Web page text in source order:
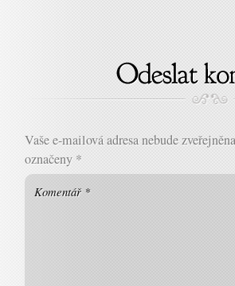
Vaše e-mailová adresa nebude
označeny *